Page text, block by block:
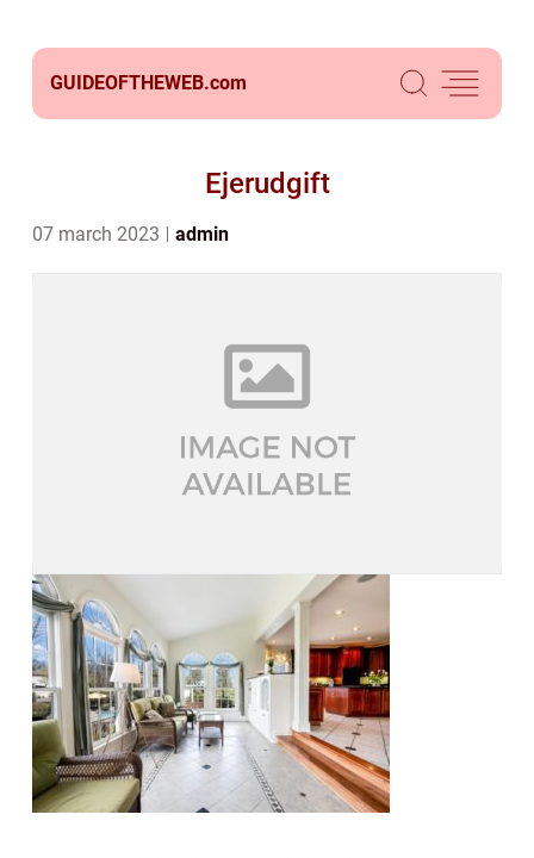
GUIDEOFTHEWEB.com
Ejerudgift
07 march 2023 admin